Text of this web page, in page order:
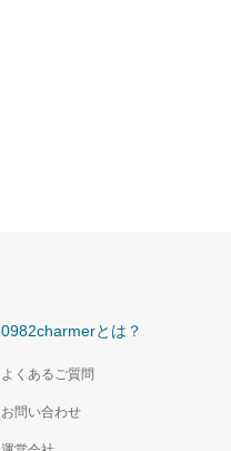
0982charmerとは？
よくあるご質問
お問い合わせ